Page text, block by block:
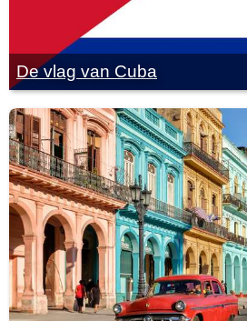
De vlag van Cuba